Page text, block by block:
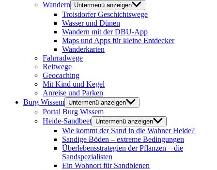
Wandern
Untermenü anzeigen
Troisdorfer Geschichtswege
Wasser und Dünen
Wandern mit der DBU-App
Maps und Apps für kleine Entdecker
Wanderkarten
Fahrradwege
Reitwege
Geocaching
Mit Kind und Kegel
Anreise und Parken
Burg Wissem Untermenü anzeigen
Portal Burg Wissem
Heide-Sandbeet Untermenü anzeigen
Wie kommt der Sand in die Wahner Heide?
Sandige Böden – extreme Bedingungen
Überlebensstrategien der Pflanzen – die
Sandspezialisten
Ein Wohnort für Sandbienen